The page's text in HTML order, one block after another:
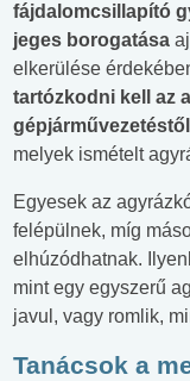
fájdalomcsillapító
jeges borogatása
elkerülése
tartózkodni kell az
gépjárművezetéstől
melyek ismételt
Egyesek az
felépülnek, míg
elhúzódhatnak.
mint egy egyszerű
javul, vagy romlik,
Tanácsok a